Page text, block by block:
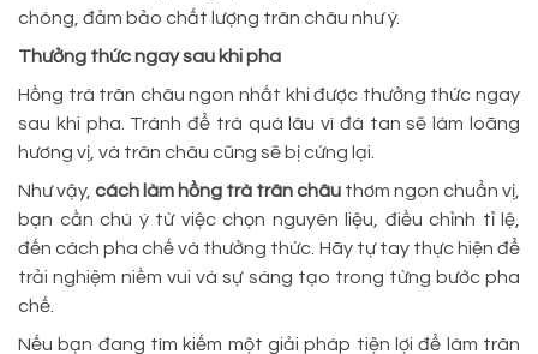
chóng, đảm bảo chất lượng trân châu như ý.
Thưởng thức ngay sau khi pha
Hồng trà trân châu ngon nhất khi được thưởng thức ngay
sau khi pha. Tránh để trà quá lâu vì đá tan sẽ làm loãng
hương vị, và trân châu cũng sẽ bị cứng lại.
Như vậy, cách làm hồng trà trân châu thơm ngon chuẩn vị,
bạn cần chú ý từ việc chọn nguyên liệu, điều chỉnh tỉ lệ,
đến cách pha chế và thưởng thức. Hãy tự tay thực hiện để
trải nghiệm niềm vui và sự sáng tạo trong từng bước pha
chế.
Nếu bạn đang tìm kiếm một giải pháp tiện lợi để làm trân